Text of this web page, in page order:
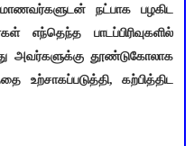
நட்பாக பழகிட
பாடப்பிரிவுகளில்
அவர்களுக்கு தூண்டுகோலாக
கற்பித்திட